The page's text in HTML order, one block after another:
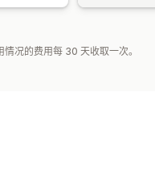
况的费用每 30 天收取一次。